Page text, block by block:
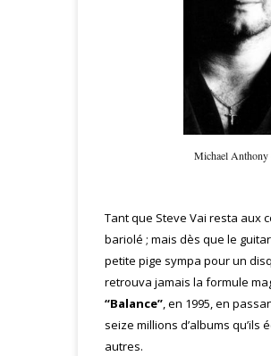
Michael Anthony
Tant que Steve Vai resta aux
bariolé ; mais dès que le
petite pige sympa pour un
retrouva jamais la formule
“Balance”, en 1995, en
seize millions d’albums
autres.